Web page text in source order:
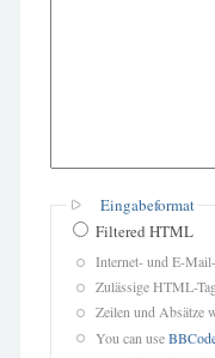
Eingabeformat
Filtered HTML
Internet- und E-
Zulässige HTML-
Zeilen und Absätze
You can use